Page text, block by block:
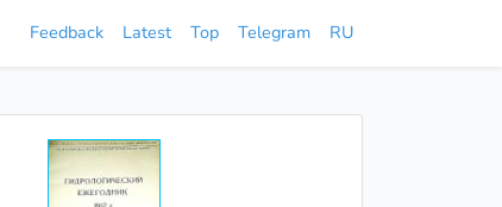
Feedback Latest Top Telegram RU